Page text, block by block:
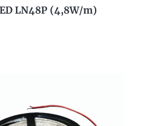
LN48P (4,8W/m)